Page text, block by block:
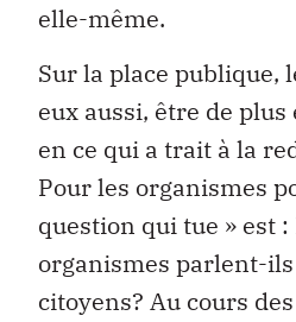
elle-même.
Sur la place publique,
eux aussi, être de
en ce qui a trait à la
Pour les organismes
question qui tue » est
organismes parlent-
citoyens? Au cours